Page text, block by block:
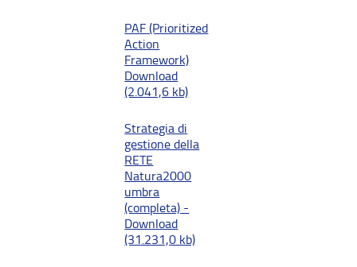
PAF (Prioritized
Action
Framework)
Download
(2.041,6 kb)
Strategia di
gestione della
RETE
Natura2000
umbra
(completa) -
Download
(31.231,0 kb)